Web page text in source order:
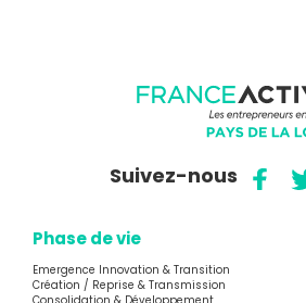
Suivez-nous
Phase de vie
Emergence Innovation & Transition
Création / Reprise & Transmission